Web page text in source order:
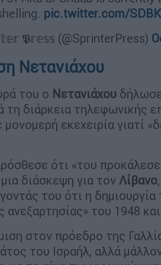
pic.twitter.com/
𝕻𝕣𝕖𝕤𝕤 (@SprinterPress)
Νετανιάχου
του ο Νετανιάχου
τη διάρκεια τηλεφωνικής
μονομερή εκεχειρία γιατί
ότι «του
διάσκεψη για τον Λίβανο
του ότι η
ανεξαρτησίας» του 1948
στον πρόεδρο της
του Ισραήλ, αλλά